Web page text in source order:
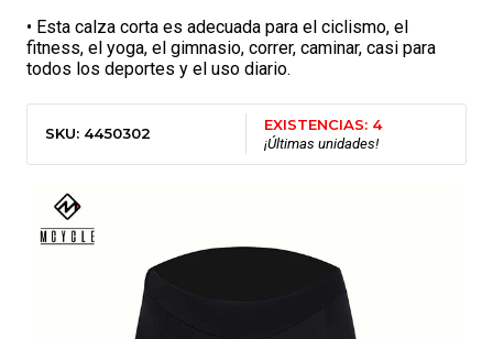
• Esta calza corta es adecuada para el ciclismo, el
fitness, el yoga, el gimnasio, correr, caminar, casi para
todos los deportes y el uso diario.
SKU: 4450302
EXISTENCIAS: 4
¡Últimas unidades!